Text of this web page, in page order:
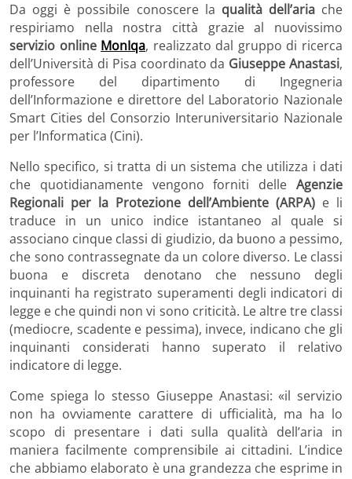
Da oggi è possibile conoscere la qualità dell’aria che
respiriamo nella nostra città grazie al nuovissimo
servizio online MonIqa, realizzato dal gruppo di ricerca
dell’Università di Pisa coordinato da Giuseppe Anastasi,
professore del dipartimento di Ingegneria
dell’Informazione e direttore del Laboratorio Nazionale
Smart Cities del Consorzio Interuniversitario Nazionale
per l’Informatica (Cini).
Nello specifico, si tratta di un sistema che utilizza i dati
che quotidianamente vengono forniti delle Agenzie
Regionali per la Protezione dell’Ambiente (ARPA) e li
traduce in un unico indice istantaneo al quale si
associano cinque classi di giudizio, da buono a pessimo,
che sono contrassegnate da un colore diverso. Le classi
buona e discreta denotano che nessuno degli
inquinanti ha registrato superamenti degli indicatori di
legge e che quindi non vi sono criticità. Le altre tre classi
(mediocre, scadente e pessima), invece, indicano che gli
inquinanti considerati hanno superato il relativo
indicatore di legge.
Come spiega lo stesso Giuseppe Anastasi: «il servizio
non ha ovviamente carattere di ufficialità, ma ha lo
scopo di presentare i dati sulla qualità dell’aria in
maniera facilmente comprensibile ai cittadini. L’indice
che abbiamo elaborato è una grandezza che esprime in